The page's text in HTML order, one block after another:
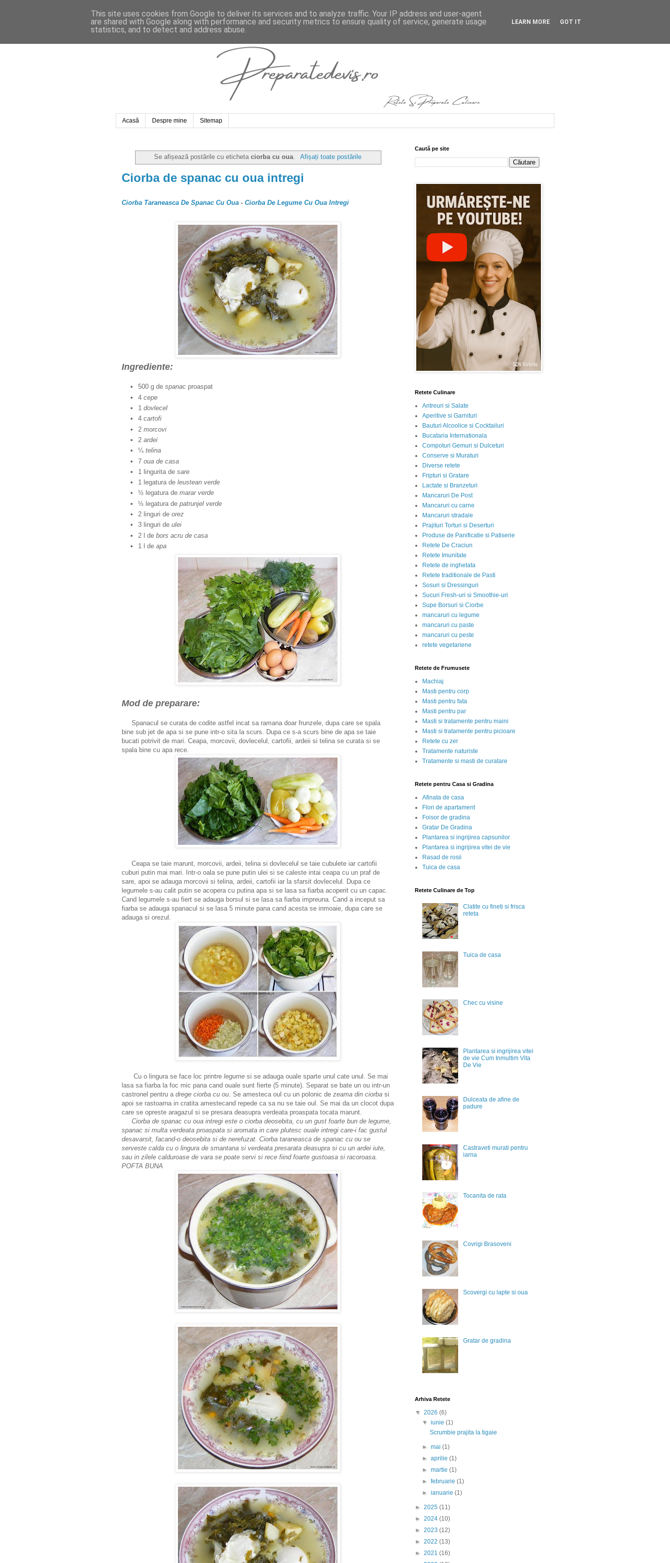
Acasă Despre mine Sitemap
Se afișează postările cu etichetaciorba cu oua. Afișați toate postările
Ciorba de spanac cu oua intregi
Ciorba Taraneasca De Spanac Cu Oua - Ciorba De Legume Cu Oua Intregi
Ingrediente:
500 g de spanac proaspat
4 cepe
1 dovlecel
4 cartofi
2 morcovi
2 ardei
¼ telina
7 oua de casa
1 lingurita de sare
1 legatura de leustean verde
½ legatura de marar verde
½ legatura de patrunjel verde
2 linguri de orez
3 linguri de ulei
2 l de bors acru de casa
1 l de apa
Mod de preparare:
Spanacul se curata de codite astfel incat sa ramana doar frunzele, dupa care se spala
bine sub jet de apa si se pune intr-o sita la scurs. Dupa ce s-a scurs bine de apa se taie
bucati potrivit de mari. Ceapa, morcovii, dovlecelul, cartofii, ardeii si telina se curata si se
spala bine cu apa rece.
Ceapa se taie marunt, morcovii, ardeii, telina si dovlecelul se taie cubulete iar cartofii
cuburi putin mai mari. Intr-o oala se pune putin ulei si se caleste intai ceapa cu un praf de
sare, apoi se adauga morcovii si telina, ardeii, cartofii iar la sfarsit dovlecelul. Dupa ce
legumele s-au calit putin se acopera cu putina apa si se lasa sa fiarba acoperit cu un capac.
Cand legumele s-au fiert se adauga borsul si se lasa sa fiarba impreuna. Cand a inceput sa
fiarba se adauga spanacul si se lasa 5 minute pana cand acesta se inmoaie, dupa care se
adauga si orezul.
Cu o lingura se face loc printre legume si se adauga ouale sparte unul cate unul. Se mai
lasa sa fiarba la foc mic pana cand ouale sunt fierte (5 minute). Separat se bate un ou intr-un
castronel pentru a drege ciorba cu ou . Se amesteca oul cu un polonic de zeama din ciorba si
apoi se rastoarna in cratita amestecand repede ca sa nu se taie oul. Se mai da un clocot dupa
care se opreste aragazul si se presara deasupra verdeata proaspata tocata marunt.
Ciorba de spanac cu oua intregi este o ciorba deosebita, cu un gust foarte bun de legume,
spanac si multa verdeata proaspata si aromata in care plutesc ouale intregi care-i fac gustul
desavarsit, facand-o deosebita si de nerefuzat. Ciorba taraneasca de spanac cu ou se
serveste calda cu o lingura de smantana si verdeata presarata deasupra si cu un ardei iute,
sau in zilele calduroase de vara se poate servi si rece fiind foarte gustoasa si racoroasa.
POFTA BUNA
Caută pe site
Retete Culinare
Antreuri si Salate
Aperitive si Garnituri
Bauturi Alcoolice si Cocktailuri
Bucataria Internationala
Compoturi Gemuri si Dulceturi
Conserve si Muraturi
Diverse retete
Fripturi si Gratare
Lactate si Branzeturi
Mancaruri De Post
Mancaruri cu carne
Mancaruri stradale
Prajituri Torturi si Deserturi
Produse de Panificatie si Patiserie
Retete De Craciun
Retete Imunitate
Retete de inghetata
Retete traditionale de Pasti
Sosuri si Dressinguri
Sucuri Fresh-uri si Smoothie-uri
Supe Borsuri si Ciorbe
mancaruri cu legume
mancaruri cu paste
mancaruri cu peste
retete vegetariene
Retete de Frumusete
Machiaj
Masti pentru corp
Masti pentru fata
Masti pentru par
Masti si tratamente pentru maini
Masti si tratamente pentru picioare
Retete cu zer
Tratamente naturiste
Tratamente si masti de curatare
Retete pentru Casa si Gradina
Afinata de casa
Flori de apartament
Foisor de gradina
Gratar De Gradina
Plantarea si ingrijirea capsunilor
Plantarea si ingrijirea vitei de vie
Rasad de rosii
Tuica de casa
Retete Culinare de Top
Clatite cu fineti si frisca
reteta
Tuica de casa
Chec cu visine
Plantarea si ingrijirea vitei
de vie Cum Inmultim Vita
De Vie
Dulceata de afine de
padure
Castraveti murati pentru
iarna
Tocanita de rata
Covrigi Brasoveni
Scovergi cu lapte si oua
Gratar de gradina
Arhiva Retete
▼ 2026 (6)
▼iunie(1)
Scrumbie prajita la tigaie
►mai(1)
►aprilie(1)
►martie(1)
►februarie(1)
►ianuarie(1)
► 2025 (11)
► 2024 (10)
► 2023 (12)
► 2022 (13)
► 2021 (16)
This site uses cookies from Google to deliver its services and to analyze traffic. Your IP address and user-agent
are shared with Google along with performance and security metrics to ensure quality of service, generate usage
statistics, and to detect and address abuse.
LEARN MORE GOT IT